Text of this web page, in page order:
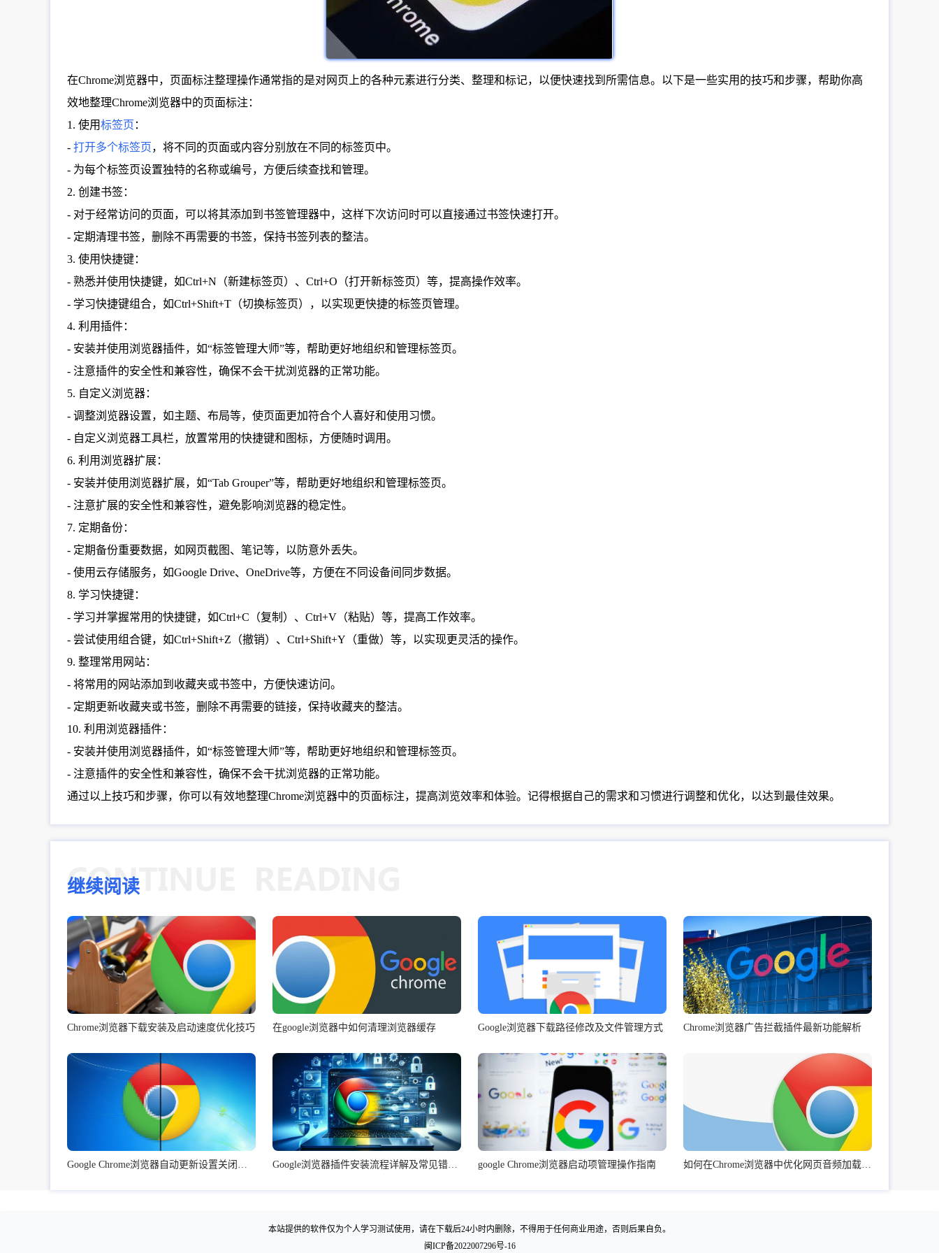
在Chrome浏览器中，页面标注整理操作通常指的是对网页上的各种元素进行分类、整理和标记，以便快速找到所需信息。以下是一些实用的技巧和步骤，帮助你高
效地整理Chrome浏览器中的页面标注：
1. 使用标签页 ：
- 打开多个标签页，将不同的页面或内容分别放在不同的标签页中。
- 为每个标签页设置独特的名称或编号，方便后续查找和管理。
2. 创建书签：
- 对于经常访问的页面，可以将其添加到书签管理器中，这样下次访问时可以直接通过书签快速打开。
- 定期清理书签，删除不再需要的书签，保持书签列表的整洁。
3. 使用快捷键：
- 熟悉并使用快捷键，如Ctrl+N（新建标签页）、Ctrl+O（打开新标签页）等，提高操作效率。
- 学习快捷键组合，如Ctrl+Shift+T（切换标签页），以实现更快捷的标签页管理。
4. 利用插件：
- 安装并使用浏览器插件，如“标签管理大师”等，帮助更好地组织和管理标签页。
- 注意插件的安全性和兼容性，确保不会干扰浏览器的正常功能。
5. 自定义浏览器：
- 调整浏览器设置，如主题、布局等，使页面更加符合个人喜好和使用习惯。
- 自定义浏览器工具栏，放置常用的快捷键和图标，方便随时调用。
6. 利用浏览器扩展：
- 安装并使用浏览器扩展，如“Tab Grouper”等，帮助更好地组织和管理标签页。
- 注意扩展的安全性和兼容性，避免影响浏览器的稳定性。
7. 定期备份：
- 定期备份重要数据，如网页截图、笔记等，以防意外丢失。
- 使用云存储服务，如Google Drive、OneDrive等，方便在不同设备间同步数据。
8. 学习快捷键：
- 学习并掌握常用的快捷键，如Ctrl+C（复制）、Ctrl+V（粘贴）等，提高工作效率。
- 尝试使用组合键，如Ctrl+Shift+Z（撤销）、Ctrl+Shift+Y（重做）等，以实现更灵活的操作。
9. 整理常用网站：
- 将常用的网站添加到收藏夹或书签中，方便快速访问。
- 定期更新收藏夹或书签，删除不再需要的链接，保持收藏夹的整洁。
10. 利用浏览器插件：
- 安装并使用浏览器插件，如“标签管理大师”等，帮助更好地组织和管理标签页。
- 注意插件的安全性和兼容性，确保不会干扰浏览器的正常功能。
通过以上技巧和步骤，你可以有效地整理Chrome浏览器中的页面标注，提高浏览效率和体验。记得根据自己的需求和习惯进行调整和优化，以达到最佳效果。
继续阅读
Chrome浏览器下载安装及启动速度优化技巧 在google浏览器中如何清理浏览器缓存 Google浏览器下载路径修改及文件管理方式 Chrome浏览器广告拦截插件最新功能解析
Google Chrome浏览器自动更新设置关闭方法 Google浏览器插件安装流程详解及常见错误排查方法 google Chrome浏览器启动项管理操作指南 如何在Chrome浏览器中优化网页音频加载的顺序
本站提供的软件仅为个人学习测试使用，请在下载后24小时内删除，不得用于任何商业用途，否则后果自负。
闽ICP备2022007296号-16